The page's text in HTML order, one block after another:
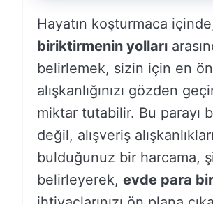
Hayatın koşturmaca
biriktirmenin yolları
belirlemek, sizin için en
alışkanlığınızı gözden
miktar tutabilir. Bu parayı
değil, alışveriş
bulduğunuz bir harcama,
belirleyerek, evde para